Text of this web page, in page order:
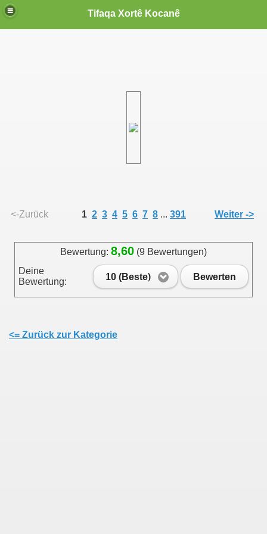
Tifaqa Xortê Kocanê
<-Zurück 1 2 3 4 5 6 7 8 ... 391 Weiter ->
Bewertung: 8,60 (9 Bewertungen)
Deine
Bewertung:
10 (Beste) Bewerten
<= Zurück zur Kategorie